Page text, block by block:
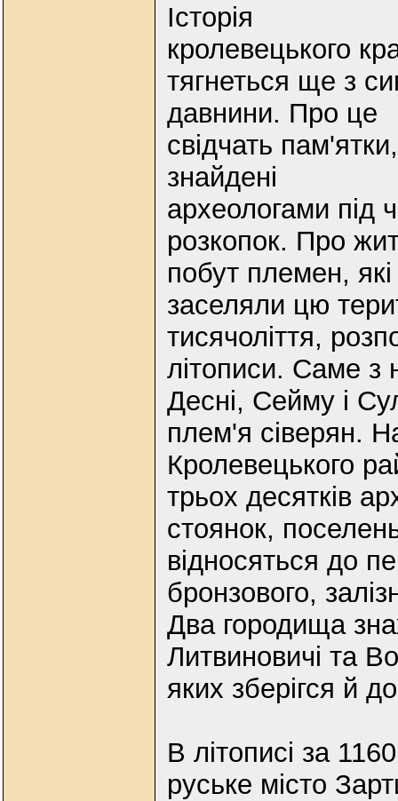
Історія
кролевецького
тягнеться ще з
давнини. Про це
свідчать пам'ятки,
знайдені
археологами під
розкопок. Про
побут племен, які
заселяли цю
тисячоліття,
літописи. Саме з
Десні, Сейму і
плем'я сіверян.
Кролевецького
трьох десятків
стоянок,
відносяться до
бронзового,
Два городища
Литвиновичі та
яких зберігся й
В літописі за
руське місто